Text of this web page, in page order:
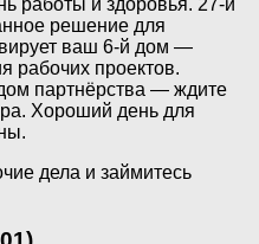
работы и здоровья. 27-й
решение для
ваш 6-й дом —
рабочих проектов.
партнёрства — ждите
Хороший день для
дела и займитесь